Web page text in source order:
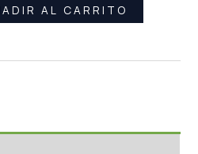
AL CARRITO